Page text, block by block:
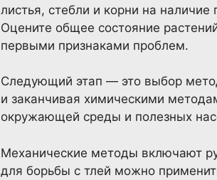
листья, стебли и корни на
Оцените общее состояние
первыми признаками проблем.
Следующий этап — это выбор
и заканчивая химическими
окружающей среды и полезных
Механические методы включают
для борьбы с тлей можно